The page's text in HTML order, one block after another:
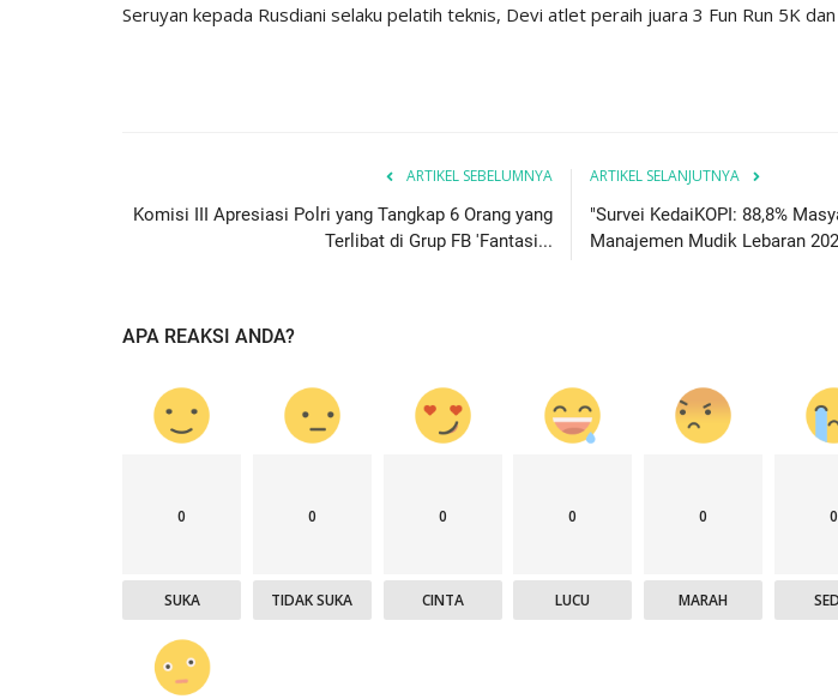
Seruyan kepada Rusdiani selaku pelatih teknis, Devi atlet peraih juara 3 Fun Run 5K
ARTIKEL SEBELUMNYA
Komisi III Apresiasi Polri yang Tangkap 6 Orang yang
Terlibat di Grup FB 'Fantasi...
ARTIKEL SELANJUTNYA
"Survei KedaiKOPI: 88,8%
Manajemen Mudik Lebaran
APA REAKSI ANDA?
0
SUKA
0
TIDAK SUKA
0
CINTA
0
LUCU
0
MARAH
0
Sholeh Maulana, Raih Medali...
Humas Polres Sumba Barat Daya Mei 27, 2025 690
Polres Sumba Barat
Humas Polres Sumba Barat